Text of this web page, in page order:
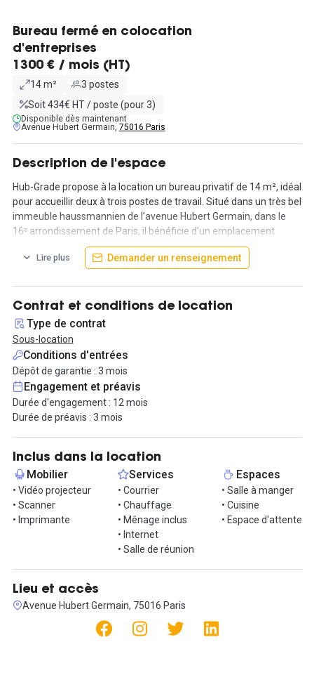
Bureau fermé en colocation
d'entreprises
1300 € / mois (HT)
14 m²
3 postes
Soit 434€ HT / poste (pour 3)
Disponible dès maintenant
Avenue Hubert Germain, 75016 Paris
Description de l'espace
Hub-Grade propose à la location un bureau privatif de 14 m², idéal
pour accueillir deux à trois postes de travail. Situé dans un très bel
immeuble haussmannien de l’avenue Hubert Germain, dans le
16ᵉ arrondissement de Paris, il bénéficie d’un emplacement
privilégié à proximité immédiate du métro Victor Hugo.
mensuel de 1 300 € HT (charges comprises) + TVA. Actuellement
non meublé, il peut néanmoins être aménagé selon les besoins
du preneur.
Les prestations incluent un hall d’accueil avec service de
réception, l’accès à une imprimante commune avec code de
refacturation, une cuisine équipée et le ménage. L’immeuble est
doté d’un ascenseur, d’une gardienne et d’un digicode,
garantissant confort et sécurité au quotidien.
Une salle de réunion est accessible sur réservation. Elle comprend
une grande table en verre pouvant accueillir huit personnes, une
table ronde de quatre personnes, un canapé trois places ainsi
qu’une grande télévision équipée d’une caméra, d’un micro et
d’un Apple Mac Mini.
Contactez-nous pour une visite !
Lire plus Demander un renseignement
Contrat et conditions de location
Type de contrat
Sous-location
Conditions d'entrées
Dépôt de garantie : 3 mois
Engagement et préavis
Durée d'engagement : 12 mois
Durée de préavis : 3 mois
Inclus dans la location
Mobilier
• Vidéo projecteur
• Scanner
• Imprimante
Services
• Courrier
• Chauffage
• Ménage inclus
• Internet
• Salle de réunion
Espaces
• Salle à manger
• Cuisine
• Espace d'attente
Lieu et accès
Avenue Hubert Germain, 75016 Paris